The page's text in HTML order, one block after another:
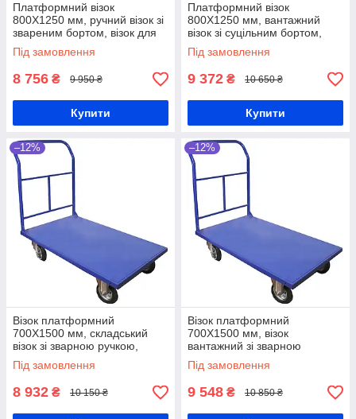
Платформний візок
800Х1250 мм, ручний візок зі
звареним бортом, візок для
складу РПТ(З)-011-160 М,
складський візок, вантажний
Під замовлення
8 756 ₴ 9 950 ₴
Купити
Платформний візок
800Х1250 мм, вантажний
візок зі суцільним бортом,
складський візок ручний РПТ
(З)-011-200 М, візок торговий
Під замовлення
9 372 ₴ 10 650 ₴
Купити
–12%
Візок платформний
700Х1500 мм, складський
візок зі зварною ручкою,
вантажний візок РПТ(З)-014-
160М, металевий візок
Під замовлення
8 932 ₴ 10 150 ₴
–12%
Візок платформний
700Х1500 мм, візок
вантажний зі зварною
ручкою, платформовий візок
РПТ (З)-014-200 М, візок
Під замовлення
9 548 ₴ 10 850 ₴